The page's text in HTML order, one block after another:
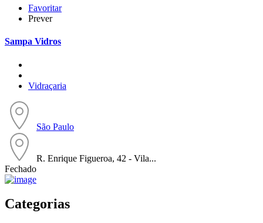
Favoritar
Prever
Sampa Vidros
Vidraçaria
São Paulo
R. Enrique Figueroa, 42 - Vila...
Fechado
Categorias